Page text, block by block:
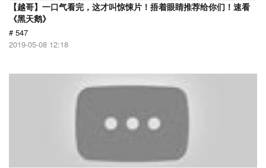
【越哥】一口气看完，这才叫惊悚片！捂着眼睛推荐给你们！速看
《黑天鹅》
# 547
2019-05-08 12:18